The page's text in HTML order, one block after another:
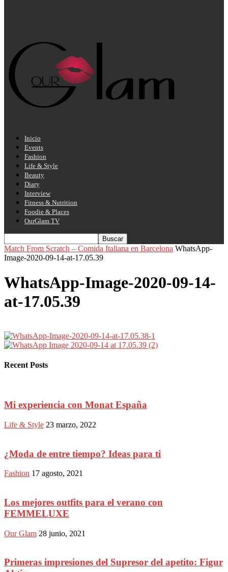
Inicio
Events
Fashion
Life & Style
Beauty
Diary
Interview
Fitness & Nutrition
Foodie & Places
OurGlam TV
Match From Scratch – Comida Italiana en Barcelona WhatsApp-
Image-2020-09-14-at-17.05.39
WhatsApp-Image-2020-09-14-
at-17.05.39
Recent Posts
Mi experiencia con Monat España
Life & Style 23 marzo, 2022
¿Moda de entre tiempo? Ideas para ti
Fashion 17 agosto, 2021
Los mejores outfits para el verano con
FEMMELUXE
Our Glam 28 junio, 2021
Primeras impresiones del Supresor del apetito: Figur